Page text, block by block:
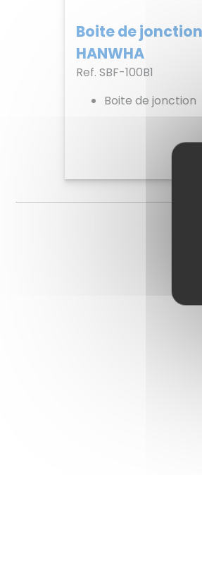
Boite de jonction
HANWHA
Ref. SBF-100B1
Boite de jonction